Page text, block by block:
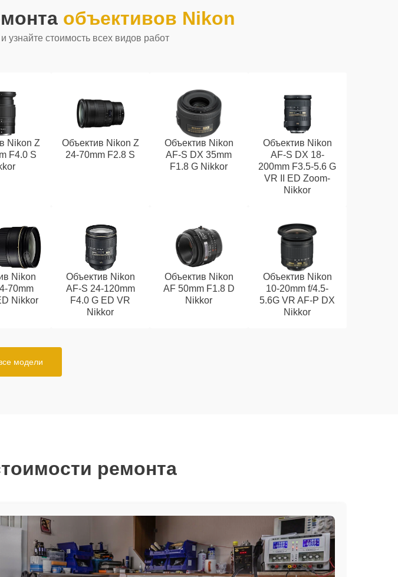
объективов Nikon
узнайте стоимость всех видов работ
Nikon Z
F4.0 S
Объектив Nikon Z
24-70mm F2.8 S
Объектив Nikon
AF-S DX 35mm
F1.8 G Nikkor
Объектив Nikon
AF-S DX 18-
200mm F3.5-5.6 G
VR II ED Zoom-
Nikkor
Nikon
70mm
Nikkor
Объектив Nikon
AF-S 24-120mm
F4.0 G ED VR
Nikkor
Объектив Nikon
AF 50mm F1.8 D
Nikkor
Объектив Nikon
10-20mm f/4.5-
5.6G VR AF-P DX
Nikkor
модели
ремонта